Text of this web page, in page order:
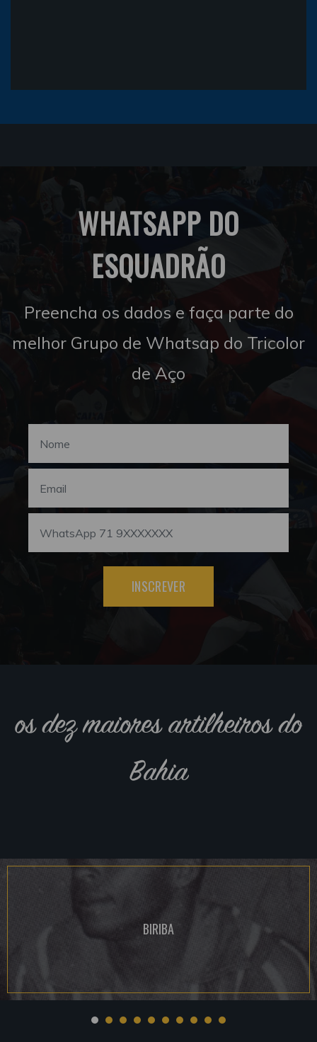
WHATSAPP DO
ESQUADRÃO
Preencha os dados e faça parte do
melhor Grupo de Whatsap do Tricolor
de Aço
INSCREVER
os dez maiores artilheiros do
Bahia
BIRIBA